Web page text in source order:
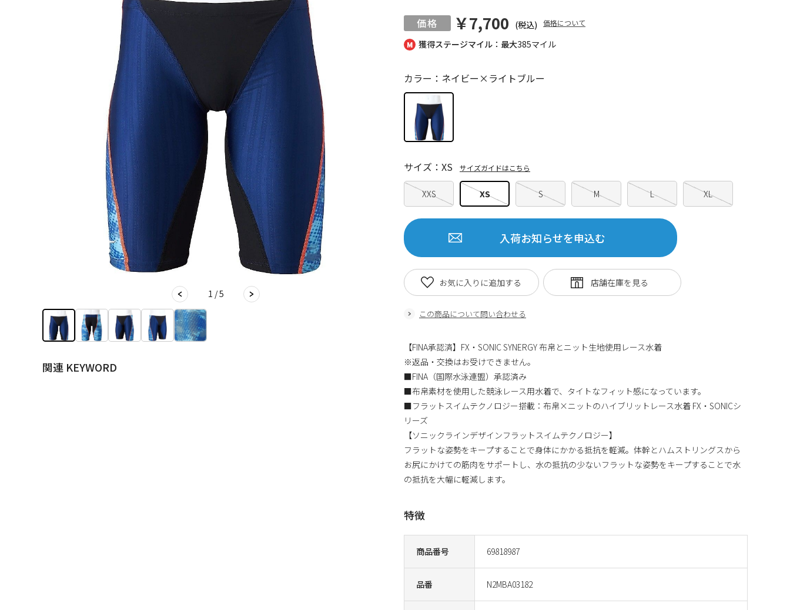
1 / 5
関連 KEYWORD
獲得ステージマイル：最大385マイル
￥7,700 (税込) 価格について
商品番号 69818987
品番 N2MBA03182
カラー：ネイビー×ライトブルー
XXS XS S M L XL
サイズ：XS サイズガイドはこちら
入荷お知らせを申込む
この商品について問い合わせる
お気に入りに追加する
【FINA承認済】FX・SONIC SYNERGY 布帛とニット生地使用レース水着
※返品・交換はお受けできません。
■FINA（国際水泳連盟）承認済み
■布帛素材を使用した競泳レース用水着で、タイトなフィット感になっています。
■フラットスイムテクノロジー搭載：布帛×ニットのハイブリットレース水着 FX・SONICシ
リーズ
【ソニックラインデザインフラットスイムテクノロジー】
フラットな姿勢をキープすることで身体にかかる抵抗を軽減。体幹とハムストリングスから
お尻にかけての筋肉をサポートし、水の抵抗の少ないフラットな姿勢をキープすることで水
の抵抗を大幅に軽減します。
特徴